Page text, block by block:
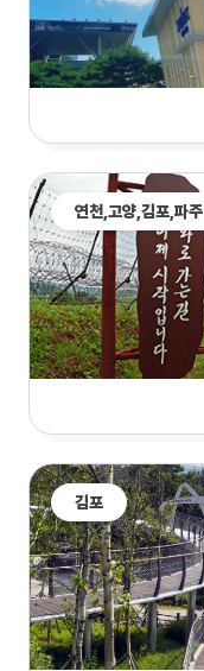
연천, 고양 ,김포,파주
김포